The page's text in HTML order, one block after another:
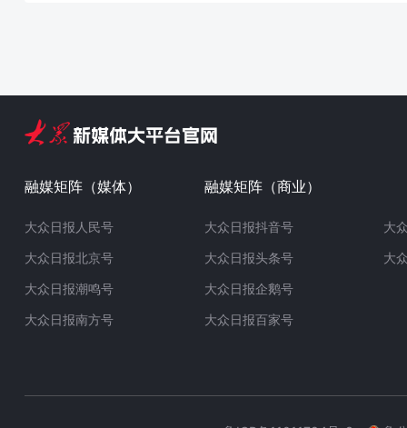
融媒矩阵（媒体）
大众日报人民号
大众日报北京号
大众日报潮鸣号
大众日报南方号
融媒矩阵（商业）
大众日报抖音号
大众日报头条号
大众日报企鹅号
大众日报百家号
大
大